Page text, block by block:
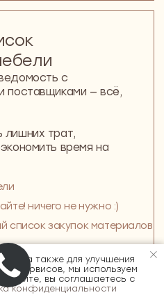
мебели и
а также для улучшения
сервисов, мы используем
сайте, вы соглашаетесь с
конфиденциальности